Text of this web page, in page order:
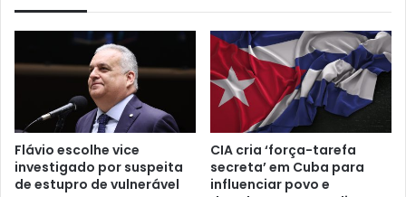
Flávio escolhe vice
investigado por suspeita
de estupro de vulnerável
CIA cria ‘força-tarefa
secreta’ em Cuba para
influenciar povo e